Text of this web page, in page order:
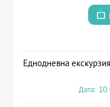
Еднодневна
Дата: